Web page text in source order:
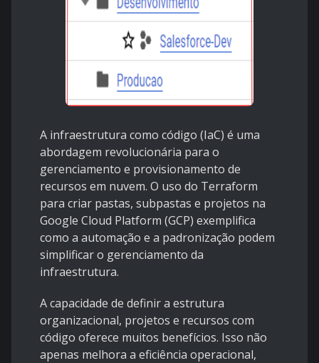
A infraestrutura como código (IaC) é uma
abordagem revolucionária para o
gerenciamento e provisionamento de
recursos em nuvem. O uso do Terraform
para criar pastas, subpastas e projetos na
Google Cloud Platform (GCP) exemplifica
como a automação e a padronização podem
simplificar o gerenciamento da
infraestrutura.
A capacidade de definir a estrutura
organizacional, projetos e recursos com
código oferece muitos benefícios. Isso não
apenas melhora a eficiência operacional,